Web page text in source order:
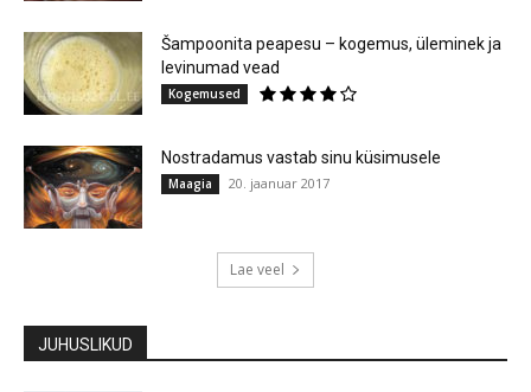
Šampoonita peapesu – kogemus, üleminek ja
levinumad vead
Kogemused
Nostradamus vastab sinu küsimusele
Maagia 20. jaanuar 2017
Lae veel
JUHUSLIKUD